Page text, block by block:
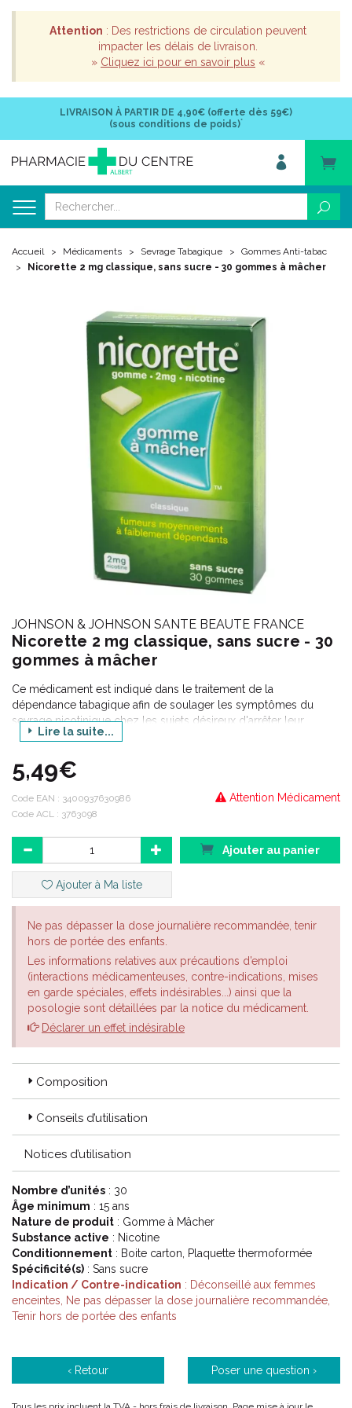
Attention : Des restrictions de circulation peuvent
impacter les délais de livraison.
» Cliquez ici pour en savoir plus «
LIVRAISON À PARTIR DE 4,90€ (offerte dès 59€)
(sous conditions de poids)*
Accueil Médicaments Sevrage Tabagique
Gommes Anti-tabac
Nicorette 2 mg classique, sans sucre - 30 gommes à mâcher
JOHNSON & JOHNSON SANTE BEAUTE FRANCE
Nicorette 2 mg classique, sans sucre - 30
gommes à mâcher
Ce médicament est indiqué dans le traitement de la
dépendance tabagique afin de soulager les symptômes du
sevrage nicotinique chez les sujets désireux d'arrêter leur
consommation de tabac. Bien que l'arrêt définitif de la
être utilisé dans : · les cas où un fumeur s'abstient
temporairement de fumer, · une stratégie de réduction du
tabagisme comme une étape vers l'arrêt définitif.
Lire la suite...
5,49€
Attention Médicament
Code EAN : 3400937630986
Code ACL : 3763098
Ajouter au panier
Ajouter à Ma liste
Ne pas dépasser la dose journalière recommandée, tenir
hors de portée des enfants.
Les informations relatives aux précautions d’emploi
(interactions médicamenteuses, contre-indications, mises
en garde spéciales, effets indésirables...) ainsi que la
posologie sont détaillées par la notice du médicament.
Déclarer un effet indésirable
Composition
Conseils d’utilisation
Notices d’utilisation
Nombre d’unités : 30
Âge minimum : 15 ans
Nature de produit : Gomme à Mâcher
Substance active : Nicotine
Conditionnement : Boite carton, Plaquette thermoformée
Spécificité(s) : Sans sucre
Indication / Contre-indication : Déconseillé aux femmes
enceintes, Ne pas dépasser la dose journalière recommandée,
Tenir hors de portée des enfants
‹ Retour Poser une question ›